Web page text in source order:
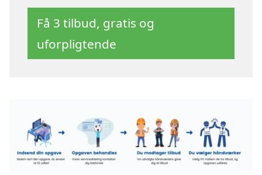
Få 3 tilbud, gratis og
uforpligtende